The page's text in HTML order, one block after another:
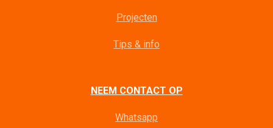
Projecten
Tips & info
NEEM CONTACT OP
Whatsapp